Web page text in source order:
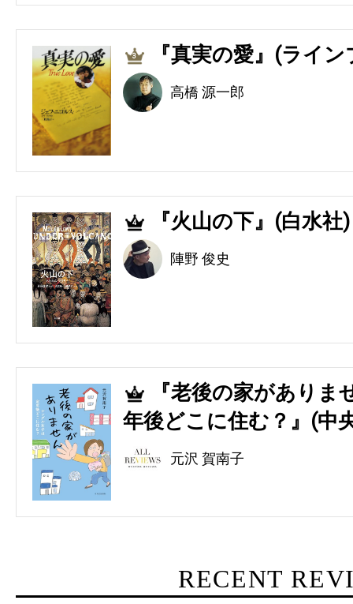
3 『真実の愛』(ライ
高橋 源一郎
4 『火山の下』(白水社)
陣野 俊史
5
『老後の家があり
年後どこに住む？』(中
元沢 賀南子
RECENT